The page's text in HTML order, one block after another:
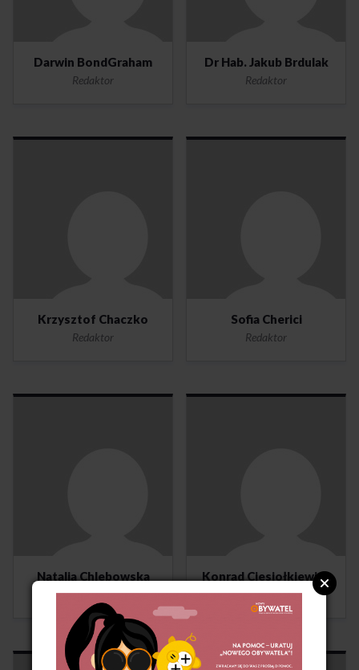
Darwin BondGraham
Redaktor
Dr Hab. Jakub Brdulak
Redaktor
Krzysztof Chaczko
Redaktor
Sofia Cherici
Redaktor
Natalia Chlebowska
Redaktor
Konrad Ciesiołkiewicz
Redaktor